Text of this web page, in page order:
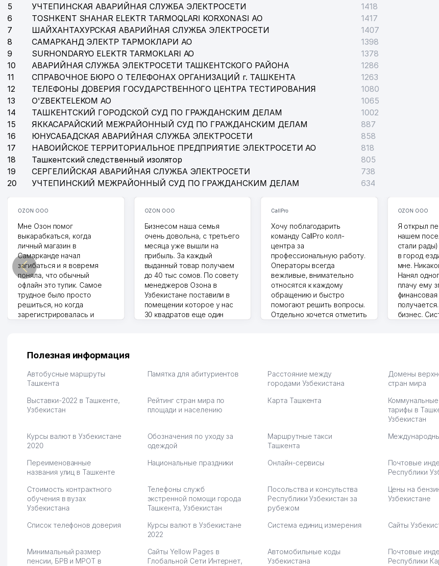
5
УЧТЕПИНСКАЯ АВАРИЙНАЯ СЛУЖБА ЭЛЕКТРОСЕТИ
1418
6
TOSHKENT SHAHAR ELEKTR TARMOQLARI KORXONASI АО
1417
7
ШАЙХАНТАХУРСКАЯ АВАРИЙНАЯ СЛУЖБА ЭЛЕКТРОСЕТИ
1407
8
САМАРКАНД ЭЛЕКТР ТАРМОКЛАРИ АО
1398
9
SURHONDARYO ELEKTR TARMOKLARI АО
1378
10
АВАРИЙНАЯ СЛУЖБА ЭЛЕКТРОСЕТИ ТАШКЕНТСКОГО РАЙОНА
1286
11
СПРАВОЧНОЕ БЮРО О ТЕЛЕФОНАХ ОРГАНИЗАЦИЙ г. ТАШКЕНТА
1263
12
ТЕЛЕФОНЫ ДОВЕРИЯ ГОСУДАРСТВЕННОГО ЦЕНТРА ТЕСТИРОВАНИЯ
1080
13
O'ZBEKTELEKOM АО
1065
14
ТАШКЕНТСКИЙ ГОРОДСКОЙ СУД ПО ГРАЖДАНСКИМ ДЕЛАМ
1002
15
ЯККАСАРАЙСКИЙ МЕЖРАЙОННЫЙ СУД ПО ГРАЖДАНСКИМ ДЕЛАМ
887
16
ЮНУСАБАДСКАЯ АВАРИЙНАЯ СЛУЖБА ЭЛЕКТРОСЕТИ
858
17
НАВОИЙСКОЕ ТЕРРИТОРИАЛЬНОЕ ПРЕДПРИЯТИЕ ЭЛЕКТРОСЕТИ АО
818
18
Ташкентский следственный изолятор
805
19
СЕРГЕЛИЙСКАЯ АВАРИЙНАЯ СЛУЖБА ЭЛЕКТРОСЕТИ
738
20
УЧТЕПИНСКИЙ МЕЖРАЙОННЫЙ СУД ПО ГРАЖДАНСКИМ ДЕЛАМ 634
OZON ООО
Мне Озон помог
выкарабкаться, когда
личный магазин в
Самарканде начал
загибаться и я вовремя
поняла, что обычный
офлайн это тупик. Самое
трудное было просто
решиться, но когда
зарегистрировалась и
на себя доставку до
хранение бесплатное
первый год, хорошая
рекламы, а теперь вижу
результаты. В последнее
много заказывают, а
вначале только по
вяло. Удалось
раскрутиться, дальше
Hamida 03.08.2026 12:45:39
OZON ООО
Бизнесом наша семья
очень довольна, с третьего
месяца уже вышли на
прибыль. За каждый
выданный товар получаем
до 40 тыс сомов. По совету
менеджеров Озона в
Узбекистане поставили в
помещении которое у нас
30 квадратов еще один
мышки и вообще все что
CallPro
Хочу поблагодарить
команду CallPro колл-
центра за
профессиональную работу.
Операторы всегда
вежливые, внимательно
относятся к каждому
обращению и быстро
помогают решить вопросы.
Отдельно хочется отметить
обслуживания клиентов.
Рекомендую этот колл-
партнера для бизнеса.
OZON ООО
Я открыл
нашем
стали
в город
мне.
Нанял
плачу ему
бизнес.
тут у нас
Выгодное
Марат
Полезная информация
Автобусные маршруты
Ташкента
Памятка для абитуриентов
Расстояние между
городами Узбекистана
Домены
стран мира
Выставки-2022 в Ташкенте,
Узбекистан
Рейтинг стран мира по
площади и населению
Карта Ташкента
тарифы в
Узбекистан
Курсы валют в Узбекистане
2020
Обозначения по уходу за
одеждой
Маршрутные такси
Ташкента
Переименованные
названия улиц в Ташкенте
Национальные праздники Онлайн-сервисы
Почтовые
Республики
Стоимость контрактного
обучения в вузах
Узбекистана
Телефоны служб
экстренной помощи города
Ташкента, Узбекистан
Посольства и консульства
Республики Узбекистан за
рубежом
Цены на
Узбекистане
Список телефонов доверия
Курсы валют в Узбекистане
2022
Система единиц измерения Сайты
Минимальный размер
пенсии, БРВ и МРОТ в
Сайты Yellow Pages в
Глобальной Сети Интернет,
Автомобильные коды
Узбекистана
Почтовые
Республики